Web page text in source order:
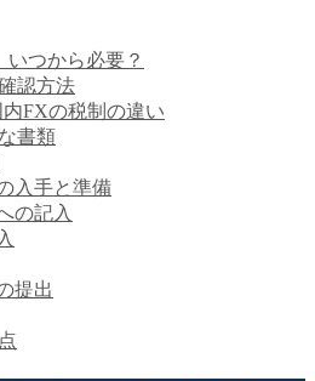
つから必要？
認方法
FXの税制の違い
書類
入手と準備
の記入
提出